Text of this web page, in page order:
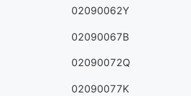
02090062Y
02090067B
02090072Q
02090077K